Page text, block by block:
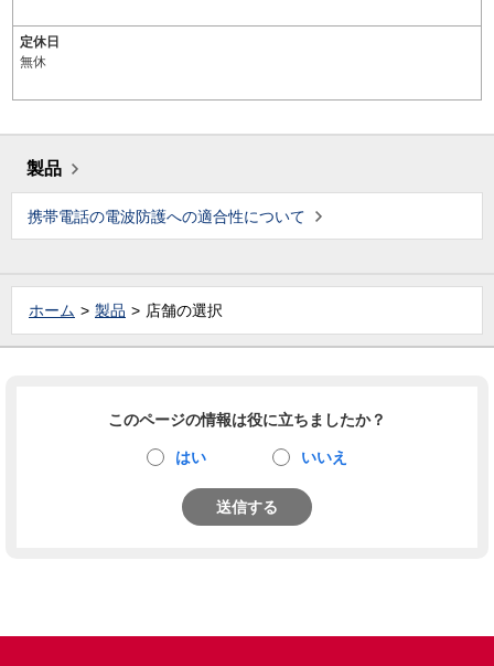
定休日
無休
製品
携帯電話の電波防護への適合性について
ホーム 製品 店舗の選択
このページの情報は役に立ちましたか？
はい いいえ
送信する